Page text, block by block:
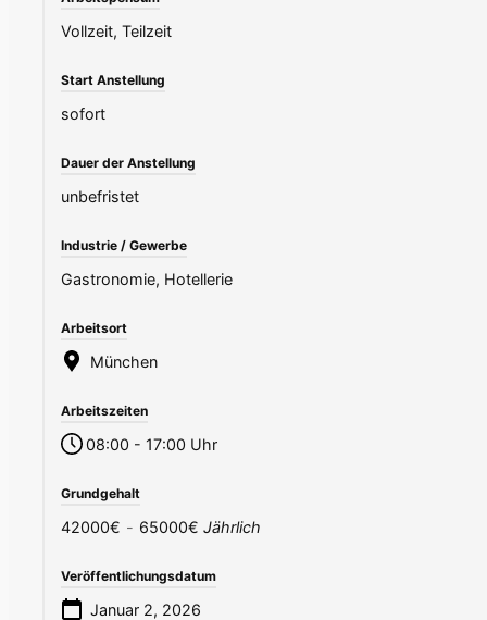
Vollzeit, Teilzeit
Start Anstellung
sofort
Dauer der Anstellung
unbefristet
Industrie / Gewerbe
Gastronomie, Hotellerie
Arbeitsort
München
Arbeitszeiten
08:00 - 17:00 Uhr
Grundgehalt
42000€ - 65000€ Jährlich
Veröffentlichungsdatum
Januar 2, 2026